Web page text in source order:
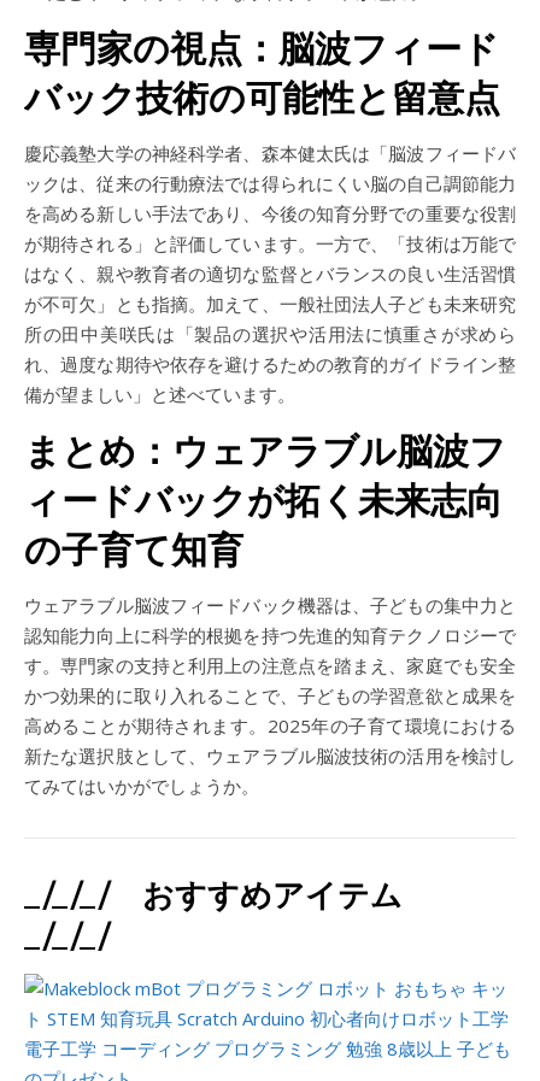
専門家の視点：脳波フィード
バック技術の可能性と留意点
慶応義塾大学の神経科学者、森本健太氏は「脳波フィードバ
ックは、従来の行動療法では得られにくい脳の自己調節能力
を高める新しい手法であり、今後の知育分野での重要な役割
が期待される」と評価しています。一方で、「技術は万能で
はなく、親や教育者の適切な監督とバランスの良い生活習慣
が不可欠」とも指摘。加えて、一般社団法人子ども未来研究
所の田中美咲氏は「製品の選択や活用法に慎重さが求めら
れ、過度な期待や依存を避けるための教育的ガイドライン整
備が望ましい」と述べています。
まとめ：ウェアラブル脳波フ
ィードバックが拓く未来志向
の子育て知育
ウェアラブル脳波フィードバック機器は、子どもの集中力と
認知能力向上に科学的根拠を持つ先進的知育テクノロジーで
す。専門家の支持と利用上の注意点を踏まえ、家庭でも安全
かつ効果的に取り入れることで、子どもの学習意欲と成果を
高めることが期待されます。2025年の子育て環境における
新たな選択肢として、ウェアラブル脳波技術の活用を検討し
てみてはいかがでしょうか。
_/_/_/ おすすめアイテム
_/_/_/